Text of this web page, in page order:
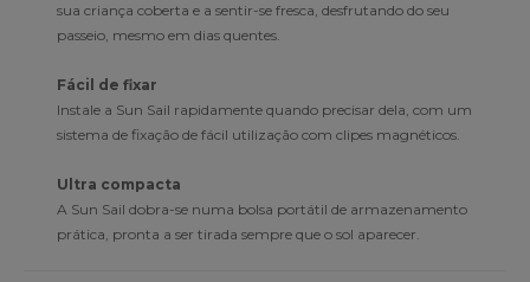
sua criança coberta e a sentir-se fresca, desfrutando do seu
passeio, mesmo em dias quentes.
Fácil de fixar
Instale a Sun Sail rapidamente quando precisar dela, com um
sistema de fixação de fácil utilização com clipes magnéticos.
Ultra compacta
A Sun Sail dobra-se numa bolsa portátil de armazenamento
prática, pronta a ser tirada sempre que o sol aparecer.